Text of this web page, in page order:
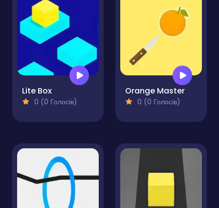
Lite Box
0 (0 Голосів)
Orange Master
0 (0 Голосів)